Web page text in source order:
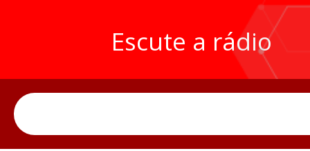
Escute a rádio